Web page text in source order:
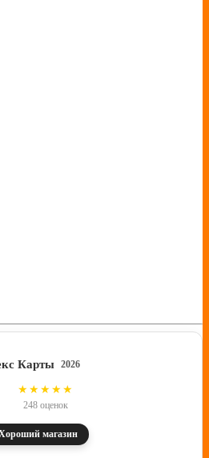
Карты 2026
★★★★★
248 оценок
магазин